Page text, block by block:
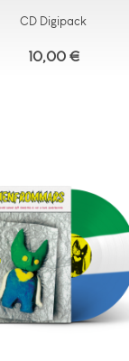
CD Digipack
10,00 €